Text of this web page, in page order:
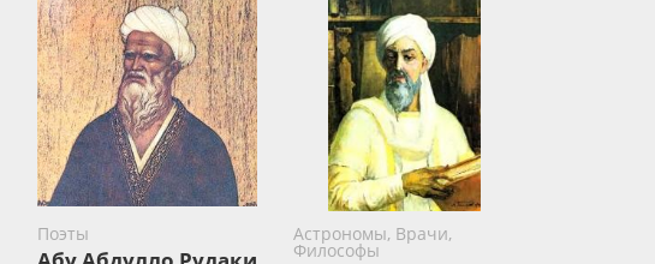
Поэты Астрономы, Врачи,
Философы